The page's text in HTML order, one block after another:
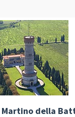
Martino della